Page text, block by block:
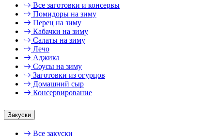
Все заготовки и консервы
Помидоры на зиму
Перец на зиму
Кабачки на зиму
Салаты на зиму
Лечо
Аджика
Соусы на зиму
Заготовки из огурцов
Домашний сыр
Консервирование
Закуски
Все закуски